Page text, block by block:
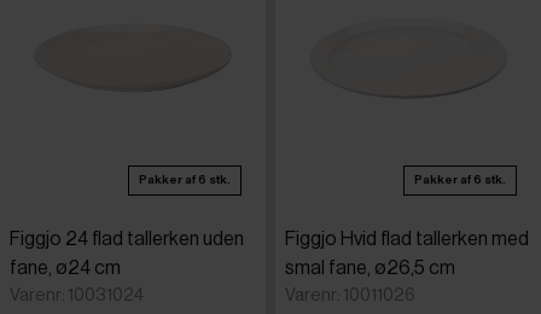
Pakker af 6 stk.
Figgjo 24 flad tallerken uden
fane, ø24 cm
Varenr: 10031024
Pakker af 6 stk.
Figgjo Hvid flad tallerken med
smal fane, ø26,5 cm
Varenr: 10011026